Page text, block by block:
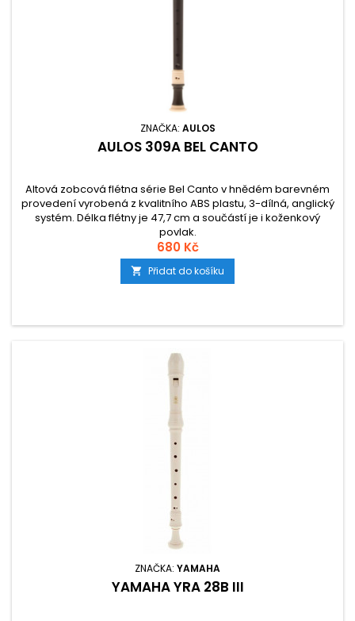
ZNAČKA: AULOS
AULOS 309A BEL CANTO
Altová zobcová flétna série Bel Canto v hnědém barevném
provedení vyrobená z kvalitního ABS plastu, 3-dílná, anglický
systém. Délka flétny je 47,7 cm a součástí je i koženkový
povlak.
680 Kč
 Přidat do košíku
ZNAČKA: YAMAHA
YAMAHA YRA 28B III